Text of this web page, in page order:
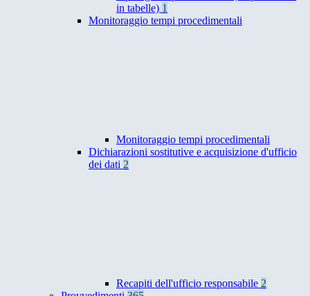
in tabelle) 1
Monitoraggio tempi procedimentali
Monitoraggio tempi procedimentali
Dichiarazioni sostitutive e acquisizione d'ufficio
dei dati 2
Recapiti dell'ufficio responsabile 2